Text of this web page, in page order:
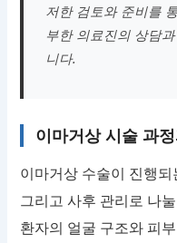
저한 검토와 준비를
부한 의료진의 상담
니다.
이마거상 시술 과
이마거상 수술이 진행
그리고 사후 관리로 나
환자의 얼굴 구조와 피